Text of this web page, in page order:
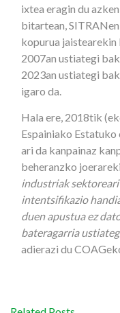
ixtea eragin du
bitartean,
kopurua jaistearekin
2007an ustiategi
2023an ustiategi
igaro da.
Hala ere, 2018tik
Espainiako Estatuko
ari da kanpainaz
beheranzko
industriak
intentsifikazio
duen apustua ez
bateragarria
adierazi du